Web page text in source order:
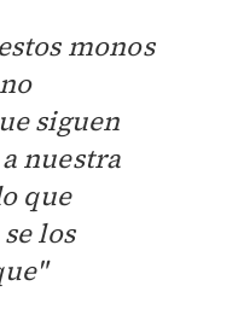
monos
siguen
nuestra
que
los